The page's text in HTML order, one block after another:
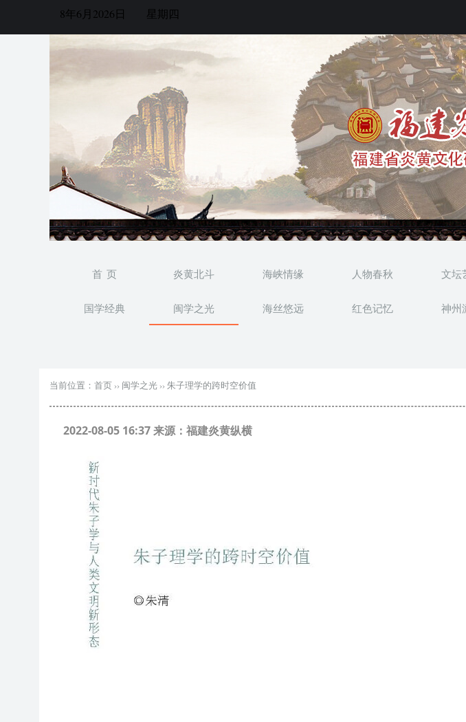
8年6月2026日 星期四
首 页 炎黄北斗 海峡情缘 人物春秋 文坛
国学经典 闽学之光 海丝悠远 红色记忆 神州
当前位置： 首页 ›› 闽学之光 ›› 朱子理学的跨时空价值
2022-08-05 16:37 来源：福建炎黄纵横